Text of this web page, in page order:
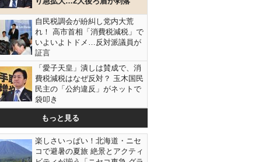
自民税調会が紛糾し党内大荒
れ！ 高市首相「消費税減税」で
いよいよトドメ…反対派議員が
証言
「愛子天皇」潰しは賛成で、消
費税減税はなぜ反対？ 玉木国民
民主の「公約違反」がネットで
袋叩き
もっと見る
楽しさいっぱい！北海道・ニセ
コで避暑の夏旅 絶景とアクティ